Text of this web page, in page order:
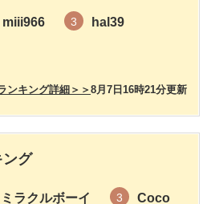
miii966 3 hal39
8月7日16時21分更新
ンキング詳細＞＞
ング
ミラクルボーイ 3 Coco